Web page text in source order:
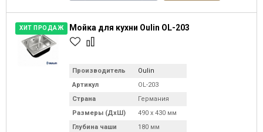
ХИТ ПРОДАЖ Мойка для кухни Oulin OL-203
Производитель
Oulin
Артикул
OL-203
Страна
Германия
Размеры (ДхШ)
490 х 430 мм
Глубина чаши
180 мм